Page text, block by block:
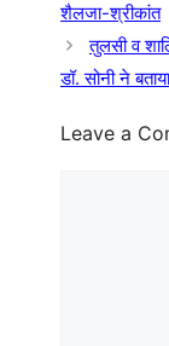
शैलजा-श्रीकांत
तुलसी व
डॉ. सोनी ने
Leave a